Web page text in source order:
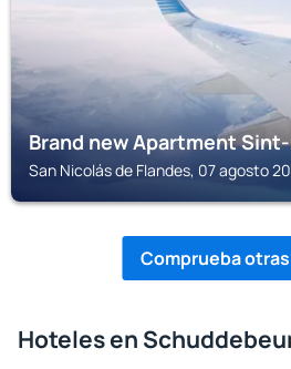
Brand new Apartment
San Nicolás de Flandes, 07 agosto
Comprueba
Hoteles en